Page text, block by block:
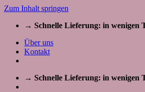
Zum Inhalt springen
→ Schnelle Lieferung: in wenigen
Über uns
Kontakt
→ Schnelle Lieferung: in wenigen